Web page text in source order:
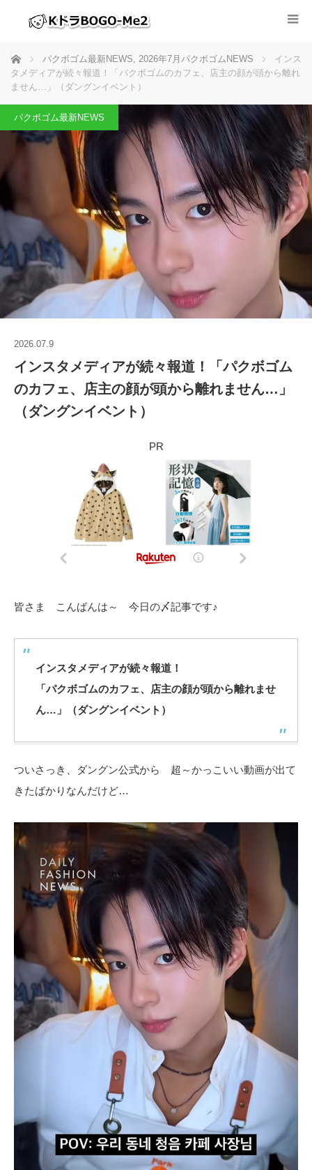
ホーム パクボゴム最新NEWS, 2026年7月パクボゴムNEWS
インス
タメディアが続々報道！「パクボゴムのカフェ、店主の顔が頭から離れ
ません…」（ダングンイベント）
パクボゴム最新NEWS
2026.07.9
インスタメディアが続々報道！「パクボゴム
のカフェ、店主の顔が頭から離れません…」
（ダングンイベント）
PR
皆さま こんばんは～ 今日の〆記事です♪
インスタメディアが続々報道！
「パクボゴムのカフェ、店主の顔が頭から離れませ
ん…」（ダングンイベント）
ついさっき、ダングン公式から 超～かっこいい動画が出て
きたばかりなんだけど…